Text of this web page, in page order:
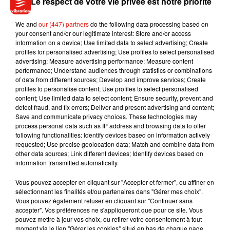
Voir cette publication sur Instagram
La relève est en route! �x"ÈxÈ�x"R�xÈ Legacy on the
way! �x"ÈxÈ�x"R�xÈ #happyman @christinamilian ❤️
Une publication partagée parMatt Pokora(@mattpokora) le
Le mensonge de M.Pokora
Pour arriver là où il en est aujourd'hui, le chanteur a travaillé
dur. Souvenez-vous, c'est grâceautélé-
crochetPopstars,diffusé sur M6 en 2003, que M.Pokora
s'est fait connaître du grand public
l'interprète de Les Planètes va remporter avec Lionel et Otis
pour ainsi former à l'époque le groupe Linkup. Si le trio a
connu le succès, éphémère certes, cela n'aurait jamais pu
arriver sans le mensonge de M.Pokora. En effet, le chanteur
vient d'avouer au micro deMeltyqu'il avait menti sur son
We and our (447) partnersdo the following data processing based on
your consent and/or our legitimate interest: Store and/or access
information on a device; Use limited data to select advertising; Create
profiles for personalised advertising; Use profiles to select personalised
advertising; Measure advertising performance; Measure content
performance; Understand audiences through statistics or combinations
of data from different sources; Develop and improve services; Create
profiles to personalise content; Use profiles to select personalised
content; Use limited data to select content; Ensure security, prevent and
detect fraud, and fix errors; Deliver and present advertising and content;
Save and communicate privacy choices. These technologies may
process personal data such as IP address and browsing data to offer
following functionalities: Identify devices based on information actively
requested; Use precise geolocation data; Match and combine data from
other data sources; Link different devices; Identify devices based on
information transmitted automatically.
Vous pouvez accepter en cliquant sur "Accepter et fermer", ou affiner en
sélectionnant les finalités et/ou partenaires dans "Gérer mes choix".
Vous pouvez également refuser en cliquant sur "Continuer sans
accepter". Vos préférences ne s'appliqueront que pour ce site. Vous
pouvez mettre à jour vos choix, ou retirer votre consentement à tout
moment via le lien "Gérer les cookies" situé en bas de chaque page.